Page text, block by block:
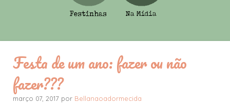
Festa de um ano: fazer ou não
fazer???
março 07, 2017 por Bellanaoadormecida